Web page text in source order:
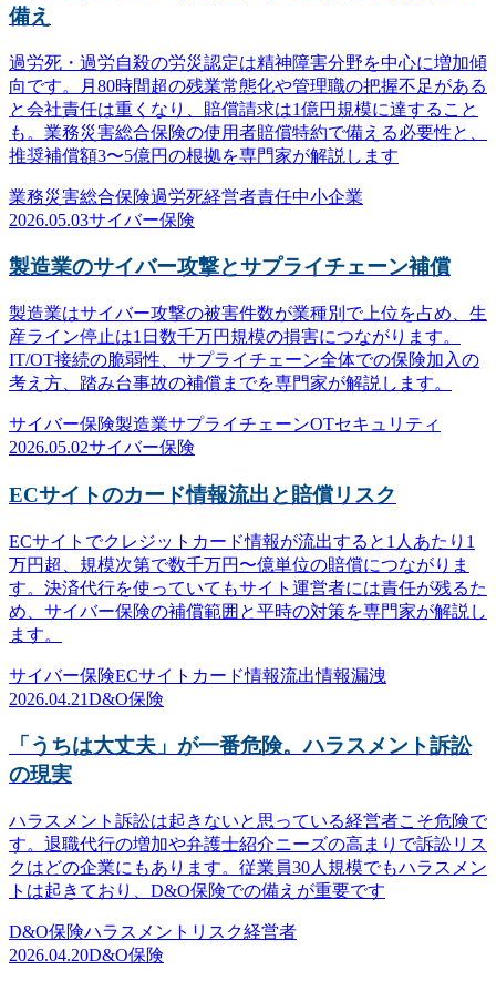
備え
過労死・過労自殺の労災認定は精神障害分野を中心に増加傾
向です。月80時間超の残業常態化や管理職の把握不足がある
と会社責任は重くなり、賠償請求は1億円規模に達すること
も。業務災害総合保険の使用者賠償特約で備える必要性と、
推奨補償額3〜5億円の根拠を専門家が解説します
業務災害総合保険過労死経営者責任中小企業
2026.05.03サイバー保険
製造業のサイバー攻撃とサプライチェーン補償
製造業はサイバー攻撃の被害件数が業種別で上位を占め、生
産ライン停止は1日数千万円規模の損害につながります。
IT/OT接続の脆弱性、サプライチェーン全体での保険加入の
考え方、踏み台事故の補償までを専門家が解説します。
サイバー保険製造業サプライチェーンOTセキュリティ
2026.05.02サイバー保険
ECサイトのカード情報流出と賠償リスク
ECサイトでクレジットカード情報が流出すると1人あたり1
万円超、規模次第で数千万円〜億単位の賠償につながりま
す。決済代行を使っていてもサイト運営者には責任が残るた
め、サイバー保険の補償範囲と平時の対策を専門家が解説し
ます。
サイバー保険ECサイト カード情報流出情報漏洩
2026.04.21D&O保険
「うちは大丈夫」が一番危険。ハラスメント訴訟
の現実
ハラスメント訴訟は起きないと思っている経営者こそ危険で
す。退職代行の増加や弁護士紹介ニーズの高まりで訴訟リス
クはどの企業にもあります。従業員30人規模でもハラスメン
トは起きており、D&O保険での備えが重要です
D&O保険ハラスメント リスク経営者
2026.04.20D&O保険